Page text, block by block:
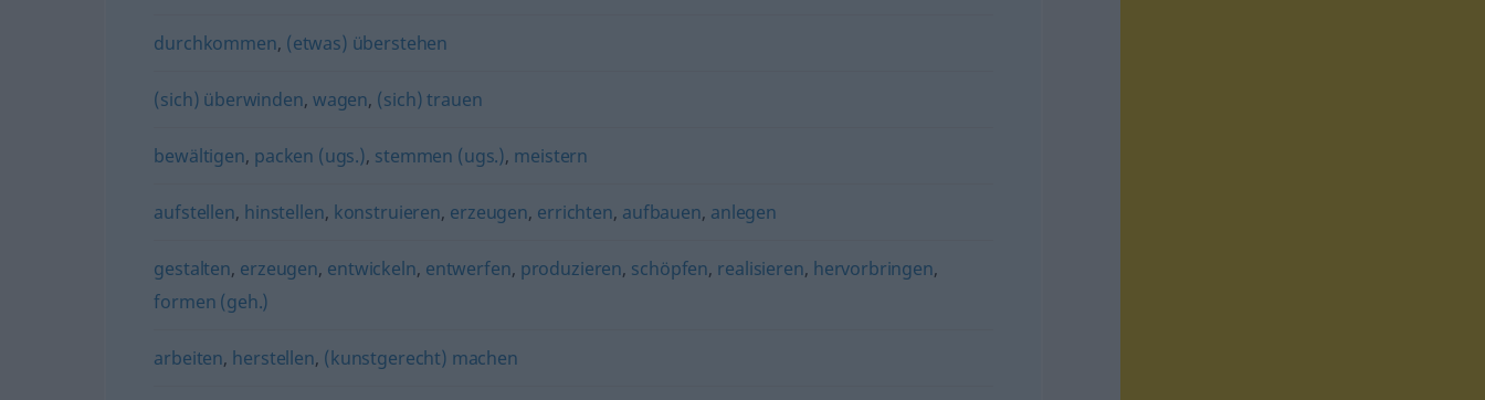
durchkommen, (etwas) überstehen
(sich) überwinden, wagen, (sich) trauen
bewältigen, packen (ugs.), stemmen (ugs.), meistern
aufstellen, hinstellen, konstruieren, erzeugen, errichten, aufbauen, anlegen
gestalten, erzeugen, entwickeln, entwerfen, produzieren, schöpfen, realisieren, hervorbringen,
formen (geh.)
arbeiten, herstellen, (kunstgerecht) machen